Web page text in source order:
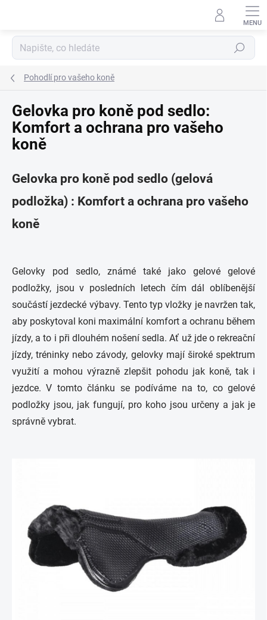
Hledat
Pohodlí pro vašeho koně
Gelovka pro koně pod sedlo:
Komfort a ochrana pro vašeho
koně
Gelovka pro koně pod sedlo (gelová
podložka) : Komfort a ochrana pro vašeho
koně
Gelovky pod sedlo, známé také jako gelové gelové
podložky, jsou v posledních letech čím dál oblíbenější
součástí jezdecké výbavy. Tento typ vložky je navržen tak,
aby poskytoval koni maximální komfort a ochranu během
jízdy, a to i při dlouhém nošení sedla. Ať už jde o rekreační
jízdy, tréninky nebo závody, gelovky mají široké spektrum
využití a mohou výrazně zlepšit pohodu jak koně, tak i
jezdce. V tomto článku se podíváme na to, co gelové
podložky jsou, jak fungují, pro koho jsou určeny a jak je
správně vybrat.